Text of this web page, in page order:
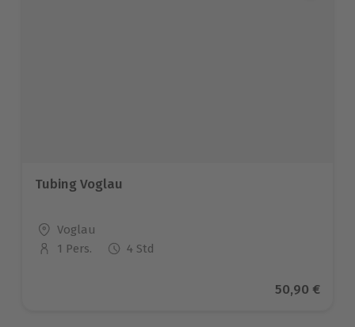
Tubing Voglau
Standort
Voglau
Anzahl der Teilnehmer
1 Pers. 4 Std
Aktueller
50,90 €